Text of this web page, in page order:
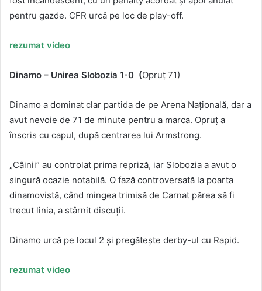
pentru gazde. CFR urcă pe loc de play-off.
rezumat video
Dinamo – Unirea Slobozia 1-0 (Opruț 71)
Dinamo a dominat clar partida de pe Arena Națională, dar a
avut nevoie de 71 de minute pentru a marca. Opruț a
înscris cu capul, după centrarea lui Armstrong.
„Câinii” au controlat prima repriză, iar Slobozia a avut o
singură ocazie notabilă. O fază controversată la poarta
dinamovistă, când mingea trimisă de Carnat părea să fi
trecut linia, a stârnit discuții.
Dinamo urcă pe locul 2 și pregătește derby-ul cu Rapid.
rezumat video